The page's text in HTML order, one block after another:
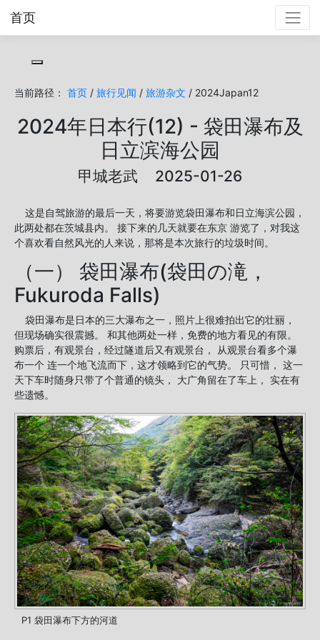
首页
当前路径： 首页 / 旅行见闻 / 旅游杂文 / 2024Japan12
2024年日本行(12) - 袋田瀑布及
日立滨海公园
甲城老武 2025-01-26
这是自驾旅游的最后一天，将要游览袋田瀑布和日立海滨公园，
此两处都在茨城县内。 接下来的几天就要在东京 游览了，对我这
个喜欢看自然风光的人来说，那将是本次旅行的垃圾时间。
（一） 袋田瀑布(袋田の滝，
Fukuroda Falls)
袋田瀑布是日本的三大瀑布之一，照片上很难拍出它的壮丽，
但现场确实很震撼。 和其他两处一样，免费的地方看见的有限。
购票后，有观景台，经过隧道后又有观景台， 从观景台看多个瀑
布一个 连一个地飞流而下，这才领略到它的气势。 只可惜， 这一
天下车时随身只带了个普通的镜头， 大广角留在了车上， 实在有
些遗憾。
P1 袋田瀑布下方的河道